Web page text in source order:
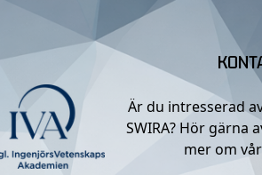
Är du intresserad
SWIRA? Hör gärna
mer om